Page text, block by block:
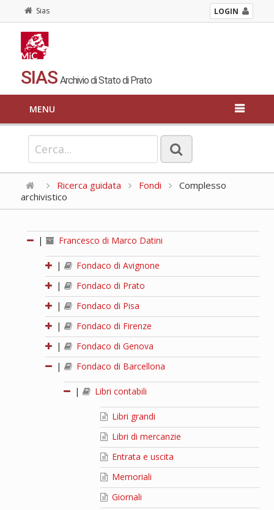
Sias LOGIN
SIAS Archivio di Stato di Prato
MENU
Ricerca guidata Fondi
Complesso
archivistico
| Francesco di Marco Datini
|
Fondaco di Avignone
|
Fondaco di Prato
|
Fondaco di Pisa
|
Fondaco di Firenze
|
Fondaco di Genova
|
Fondaco di Barcellona
| Libri contabili
Libri grandi
Libri di mercanzie
Entrata e uscita
Memoriali
Giornali